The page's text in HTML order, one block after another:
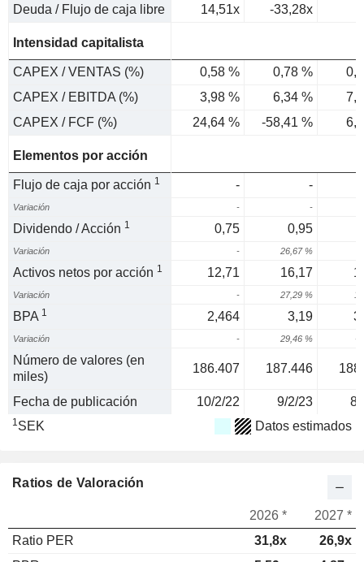
Deuda / Flujo de caja libre 14,51x -33,28x
Intensidad capitalista
CAPEX / VENTAS (%) 0,58 % 0,78 %
CAPEX / EBITDA (%)
3,98 % 6,34 %
CAPEX / FCF (%)
24,64 % -58,41 %
Elementos por acción
Flujo de caja por acción 1 - -
Variación - -
Dividendo / Acción 1 0,75 0,95
Variación - 26,67 %
Activos netos por acción 1 12,71 16,17
Variación - 27,29 %
BPA 1 2,464 3,19
Variación - 29,46 % -
Número de valores (en
miles)
186.407 187.446
Fecha de publicación 10/2/22 9/2/23 8/
1SEK Datos estimados
Ratios de Valoración
2026 *
2027 *
Ratio PER
31,8x
26,9x